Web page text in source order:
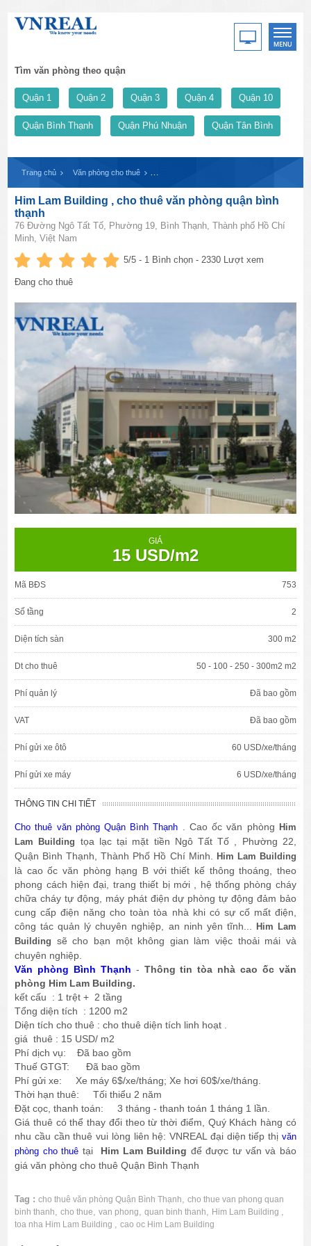
Tìm văn phòng theo quận
Quận 1 Quận 2 Quận 3 Quận 4 Quận 10
Quận Bình Thạnh Quận Phú Nhuận Quận Tân Bình
Trang chủ Văn phòng cho thuê
Him Lam Building , cho thuê văn phòng quận bình
thạnh
76 Đường Ngô Tất Tố, Phường 19, Bình Thạnh, Thành phố Hồ Chí
Minh, Việt Nam
5/5 - 1 Bình chọn - 2330 Lượt xem
Đang cho thuê
GIÁ
15 USD/m2
Mã BĐS 753
Số tầng 2
Diện tích sàn 300 m2
Dt cho thuê 50 - 100 - 250 - 300m2 m2
Phí quản lý Đã bao gồm
VAT Đã bao gồm
Phí gửi xe ôtô 60 USD/xe/tháng
Phí gửi xe máy 6 USD/xe/tháng
THÔNG TIN CHI TIẾT
Cho thuê văn phòng Quận Bình Thạnh . Cao ốc văn phòng Him
Lam Building tọa lạc tại mặt tiền Ngô Tất Tố , Phường 22,
Quận Bình Thạnh, Thành Phố Hồ Chí Minh.
Him Lam Building
là cao ốc văn phòng hạng B với thiết kế thông thoáng, theo
phong cách hiện đại, trang thiết bị mới , hệ thống phòng cháy
chữa cháy tự động, máy phát điện dự phòng tự động đảm bảo
cung cấp điện năng cho toàn tòa nhà khi có sự cố mất điện,
công tác quản lý chuyên nghiệp, an ninh yên tĩnh...
Him Lam
Building sẽ cho bạn một không gian làm việc thoải mái và
chuyên nghiệp.
Văn phòng Bình Thạnh - Thông tin tòa nhà cao ốc văn
phòng Him Lam Building.
kết cấu : 1 trệt + 2 tầng
Tổng diện tích : 1200 m2
Diện tích cho thuê : cho thuê diện tích linh hoạt .
giá thuê : 15 USD/ m2
Phí dịch vụ: Đã bao gồm
Thuế GTGT: Đã bao gồm
Phí gửi xe: Xe máy 6$/xe/tháng; Xe hơi 60$/xe/tháng.
Thời hạn thuê: Tối thiểu 2 năm
Đặt cọc, thanh toán: 3 tháng - thanh toán 1 tháng 1 lần.
Giá thuê có thể thay đổi theo từ thời điểm, Quý Khách hàng có
nhu cầu cần thuê vui lòng liên hệ: VNREAL đại diện tiếp thị văn
phòng cho thuê tại Him Lam Building để được tư vấn và báo
giá văn phòng cho thuê Quận Bình Thạnh
Tag : cho thuê văn phòng Quận Bình Thạnh,cho thue van phong quan
binh thanh,cho thue,van phong,quan binh thanh, Him Lam Building ,
toa nha Him Lam Building ,cao oc Him Lam Building